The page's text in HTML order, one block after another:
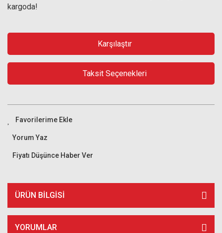
kargoda!
Karşılaştır
Taksit Seçenekleri
Yorum Yaz
Fiyatı Düşünce Haber Ver
ÜRÜN BILGISI
YORUMLAR